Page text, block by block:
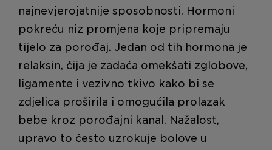
najnevjerojatnije sposobnosti. Hormoni
pokreću niz promjena koje pripremaju
tijelo za porođaj. Jedan od tih hormona je
relaksin, čija je zadaća omekšati zglobove,
ligamente i vezivno tkivo kako bi se
zdjelica proširila i omogućila prolazak
bebe kroz porođajni kanal. Nažalost,
upravo to često uzrokuje bolove u